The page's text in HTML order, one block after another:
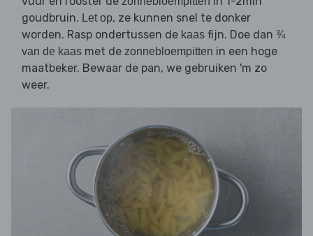
goudbruin. Let op, ze kunnen snel te donker
worden. Rasp ondertussen de kaas fijn. Doe dan ¾
van de kaas met de zonnebloempitten in een hoge
maatbeker. Bewaar de pan, we gebruiken 'm zo
weer.